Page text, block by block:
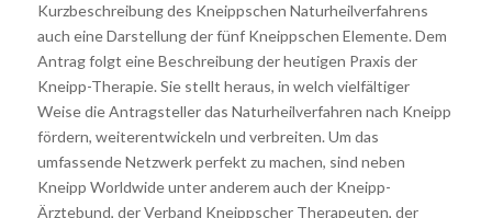
Kurzbeschreibung des Kneippschen Naturheilverfahrens
auch eine Darstellung der fünf Kneippschen Elemente. Dem
Antrag folgt eine Beschreibung der heutigen Praxis der
Kneipp-Therapie. Sie stellt heraus, in welch vielfältiger
Weise die Antragsteller das Naturheilverfahren nach Kneipp
fördern, weiterentwickeln und verbreiten. Um das
umfassende Netzwerk perfekt zu machen, sind neben
Kneipp Worldwide unter anderem auch der Kneipp-
Ärztebund, der Verband Kneippscher Therapeuten, der